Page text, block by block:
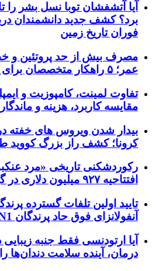
آیا آتشفشان توبا نسل بشر را
برد؟ کشف جدید دانشمندان
فوران تاریخ زمین
مصرف بیش از حد پروتئین
عمر؛ ۵ راهکار متخصصان برای تعادل تغذیه‌ای
تفاوت لمینت، کامپوزیت و
مقایسه کاربرد، هزینه و
بیدار شدن ویروس‌ های خفته در
کرونا؛ کشف راز بزرگ کووید
رکوردشکنی تاریخی «مرد
افتتاحیه ۹۲۷ میلیون دلاری در گیشه جهانی
تایید اولین تلفات گسترده
آنفولانزای فوق حاد پرندگان H5N1 در استرالیا
آیا ارتودنسی فقط جنبه
درمان، آینده سلامت دندان‌ها